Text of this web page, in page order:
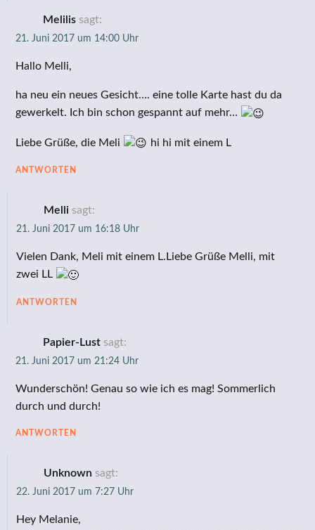
Melilis sagt:
21. Juni 2017 um 14:00 Uhr
Hallo Melli,
ha neu ein neues Gesicht…. eine tolle Karte hast du da
gewerkelt. Ich bin schon gespannt auf mehr…
Liebe Grüße, die Meli hi hi mit einem L
ANTWORTEN
Melli sagt:
21. Juni 2017 um 16:18 Uhr
Vielen Dank, Meli mit einem L.Liebe Grüße Melli, mit
zwei LL
ANTWORTEN
Papier-Lust sagt:
21. Juni 2017 um 21:24 Uhr
Wunderschön! Genau so wie ich es mag! Sommerlich
durch und durch!
ANTWORTEN
Unknown sagt:
22. Juni 2017 um 7:27 Uhr
Hey Melanie,